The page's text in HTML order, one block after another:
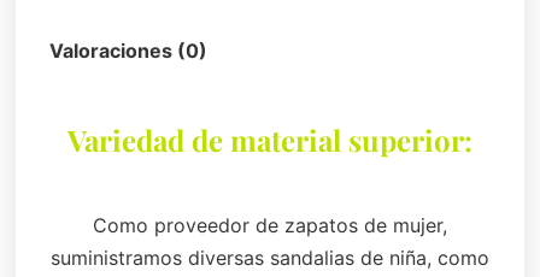
Valoraciones (0)
Variedad de material superior:
Como proveedor de zapatos de mujer,
suministramos diversas sandalias de niña, como